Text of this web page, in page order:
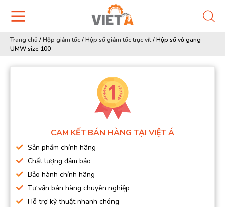
Trang chủ /Hộp giảm tốc/Hộp số giảm tốc trục vít/Hộp số vỏ gang
UMW size 100
CAM KẾT BÁN HÀNG TẠI VIỆT Á
Sản phẩm chính hãng
Chất lượng đảm bảo
Bảo hành chính hãng
Tư vấn bán hàng chuyên nghiệp
Hỗ trợ kỹ thuật nhanh chóng